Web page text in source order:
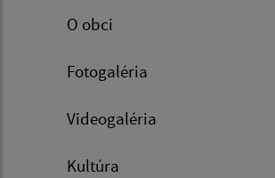
O obci
Fotogaléria
Videogaléria
Kultúra